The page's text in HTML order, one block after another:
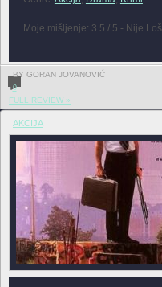
Moje mišljenje: 3.5 / 5 - Nije Loš
BY GORAN JOVANOVIĆ
0
FULL REVIEW »
AKCIJA